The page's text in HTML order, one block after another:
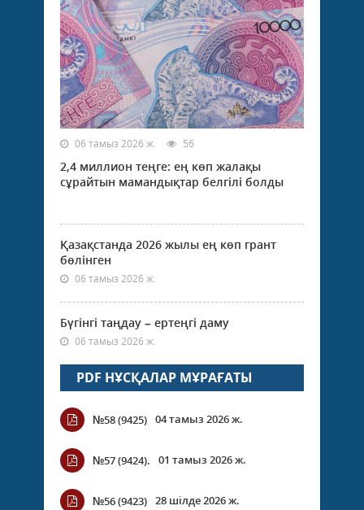
06 тамыз 2026 ж. 56
2,4 миллион теңге: ең көп жалақы
сұрайтын мамандықтар белгілі болды
Қазақстанда 2026 жылы ең көп грант
бөлінген
06 тамыз 2026 ж.
Бүгінгі таңдау – ертеңгі даму
06 тамыз 2026 ж.
PDF НҰСҚАЛАР МҰРАҒАТЫ
№58 (9425) 04 тамыз 2026 ж.
№57 (9424). 01 тамыз 2026 ж.
№56 (9423) 28 шілде 2026 ж.